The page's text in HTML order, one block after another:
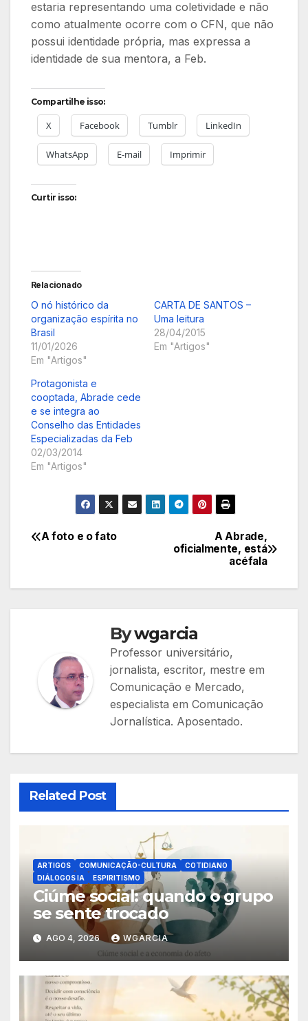
estaria representando uma coletividade e não
como atualmente ocorre com o CFN, que não
possui identidade própria, mas expressa a
identidade de sua mentora, a Feb.
Compartilhe isso:
X Facebook Tumblr LinkedIn
WhatsApp E-mail Imprimir
Curtir isso:
Relacionado
O nó histórico da
organização espírita no
Brasil
11/01/2026
Em "Artigos"
CARTA DE SANTOS –
Uma leitura
28/04/2015
Em "Artigos"
Protagonista e
cooptada, Abrade cede
e se integra ao
Conselho das Entidades
Especializadas da Feb
02/03/2014
Em "Artigos"
Navegação
A Abrade,
oficialmente, está
acéfala
A foto e o fato
Bywgarcia
Professor universitário,
jornalista, escritor, mestre em
Comunicação e Mercado,
especialista em Comunicação
Jornalística. Aposentado.
Related Post
ARTIGOS COMUNICAÇÃO-CULTURA
COTIDIANO
DIÁLOGOS IA
ESPIRITISMO
Ciúme social: quando o grupo
se sente trocado
AGO 4, 2026 WGARCIA